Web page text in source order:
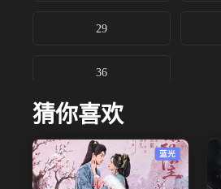
29
36
猜你喜欢
蓝光